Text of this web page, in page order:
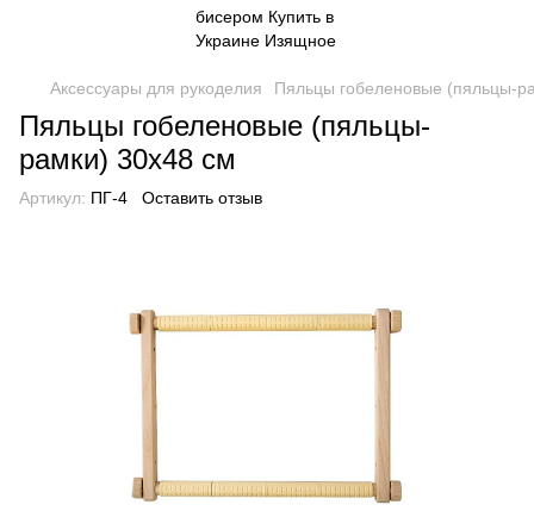
Аксессуары для рукоделия Пяльцы гобеленовые (пяльцы-
Пяльцы гобеленовые (пяльцы-
рамки) 30х48 см
Артикул: ПГ-4 Оставить отзыв